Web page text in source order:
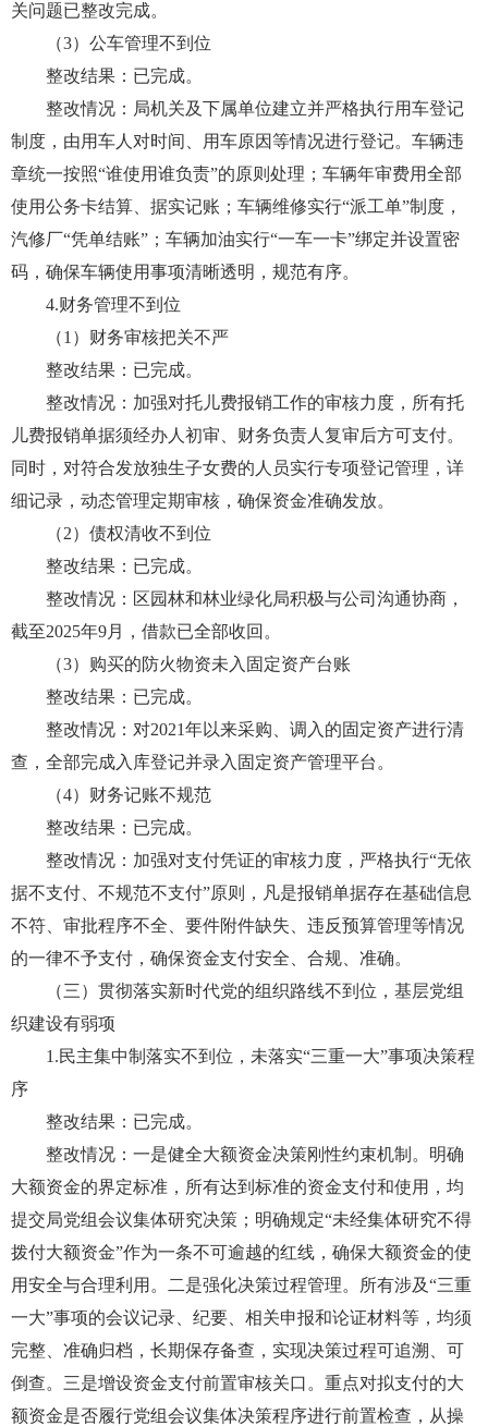
关问题已整改完成。
（3）公车管理不到位
整改结果：已完成。
整改情况：局机关及下属单位建立并严格执行用车登记
制度，由用车人对时间、用车原因等情况进行登记。车辆违
章统一按照“谁使用谁负责”的原则处理；车辆年审费用全部
使用公务卡结算、据实记账；车辆维修实行“派工单”制度，
汽修厂“凭单结账”；车辆加油实行“一车一卡”绑定并设置密
码，确保车辆使用事项清晰透明，规范有序。
4.财务管理不到位
（1）财务审核把关不严
整改结果：已完成。
整改情况：加强对托儿费报销工作的审核力度，所有托
儿费报销单据须经办人初审、财务负责人复审后方可支付。
同时，对符合发放独生子女费的人员实行专项登记管理，详
细记录，动态管理定期审核，确保资金准确发放。
（2）债权清收不到位
整改结果：已完成。
整改情况：区园林和林业绿化局积极与公司沟通协商，
截至2025年9月，借款已全部收回。
（3）购买的防火物资未入固定资产台账
整改结果：已完成。
整改情况：对2021年以来采购、调入的固定资产进行清
查，全部完成入库登记并录入固定资产管理平台。
（4）财务记账不规范
整改结果：已完成。
整改情况：加强对支付凭证的审核力度，严格执行“无依
据不支付、不规范不支付”原则，凡是报销单据存在基础信息
不符、审批程序不全、要件附件缺失、违反预算管理等情况
的一律不予支付，确保资金支付安全、合规、准确。
（三）贯彻落实新时代党的组织路线不到位，基层党组
织建设有弱项
1.民主集中制落实不到位，未落实“三重一大”事项决策程
序
整改结果：已完成。
整改情况：一是健全大额资金决策刚性约束机制。明确
大额资金的界定标准，所有达到标准的资金支付和使用，均
提交局党组会议集体研究决策；明确规定“未经集体研究不得
拨付大额资金”作为一条不可逾越的红线，确保大额资金的使
用安全与合理利用。二是强化决策过程管理。所有涉及“三重
一大”事项的会议记录、纪要、相关申报和论证材料等，均须
完整、准确归档，长期保存备查，实现决策过程可追溯、可
倒查。三是增设资金支付前置审核关口。重点对拟支付的大
额资金是否履行党组会议集体决策程序进行前置检查，从操